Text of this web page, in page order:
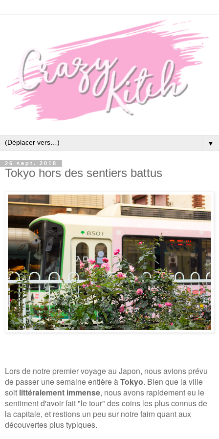
▼
26 sept. 2018
Tokyo hors des sentiers battus
Lors de notre premier voyage au Japon, nous avions prévu
de passer une semaine entière à Tokyo. Bien que la ville
soit littéralement immense, nous avons rapidement eu le
sentiment d'avoir fait "le tour" des coins les plus connus de
la capitale, et restions un peu sur notre faim quant aux
découvertes plus typiques.